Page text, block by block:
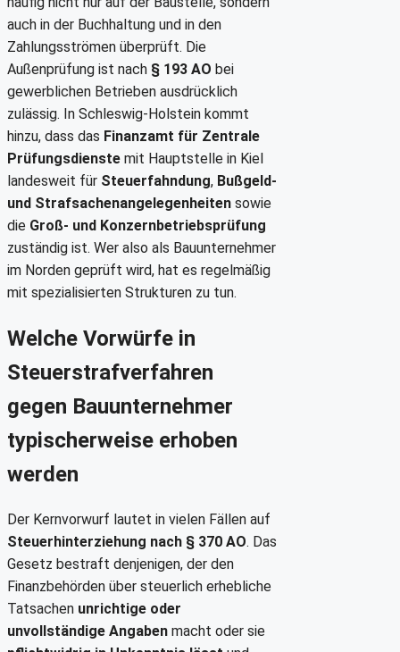
auch in der Buchhaltung und in den
Zahlungsströmen überprüft. Die
Außenprüfung ist nach § 193 AO bei
gewerblichen Betrieben ausdrücklich
zulässig. In Schleswig-Holstein kommt
hinzu, dass das Finanzamt für Zentrale
Prüfungsdienste mit Hauptstelle in Kiel
landesweit für Steuerfahndung, Bußgeld-
und Strafsachenangelegenheiten sowie
die Groß- und Konzernbetriebsprüfung
zuständig ist. Wer also als Bauunternehmer
im Norden geprüft wird, hat es regelmäßig
mit spezialisierten Strukturen zu tun.
Welche Vorwürfe in
Steuerstrafverfahren
gegen Bauunternehmer
typischerweise erhoben
werden
Der Kernvorwurf lautet in vielen Fällen auf
Steuerhinterziehung nach § 370 AO. Das
Gesetz bestraft denjenigen, der den
Finanzbehörden über steuerlich erhebliche
Tatsachen unrichtige oder
unvollständige Angaben macht oder sie